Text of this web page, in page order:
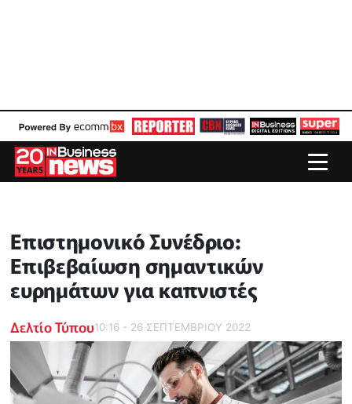
Επιστημονικό Συνέδριο:
Επιβεβαίωση σημαντικών
ευρημάτων για καπνιστές
Δελτίο Τύπου10:16 - 26 ΣΕΠΤΕΜΒΡΙΟΥ 2022